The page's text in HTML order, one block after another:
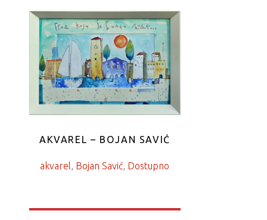
AKVAREL – BOJAN SAVIĆ
akvarel, Bojan Savić, Dostupno